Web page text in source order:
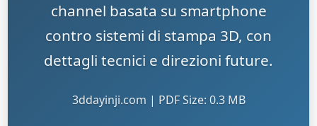
channel basata su smartphone
contro sistemi di stampa 3D, con
dettagli tecnici e direzioni future.
3ddayinji.com | PDF Size: 0.3 MB